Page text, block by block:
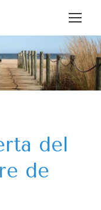
del
de